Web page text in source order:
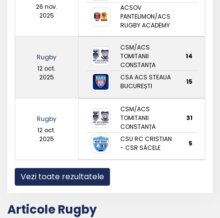
26 nov.
2025
ACSOV
PANTELIMON/ACS
RUGBY ACADEMY
Rugby
12 oct.
2025
CSM/ACS
TOMITANII
CONSTANȚA
14
CSA ACS STEAUA
BUCUREȘTI
15
Rugby
12 oct.
2025
CSM/ACS
TOMITANII
CONSTANȚA
31
CSU RC CRISTIAN
- CSR SĂCELE
5
Vezi toate rezultatele
Articole Rugby